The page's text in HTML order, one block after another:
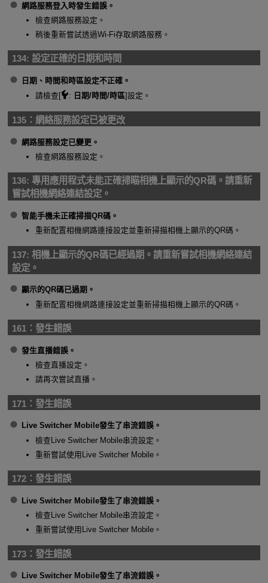
網路服務登入時發生錯誤。
檢查網路服務設定。
稍後重新嘗試透過Wi-Fi存取網路服務。
134: 設定正確的日期和時間
日期、時間和時區設定不正確。
請檢查[
: 日期/時間/時區]設定。
135： 網絡服務設定已被更改
網路服務設定已變更。
檢查網路服務設定。
136: 專用應用程式未能正確掃瞄相機上顯示的QR碼。請重新
嘗試相機網絡連結設定。
智能手機未正確掃描QR碼。
重新配置相機網路連接設定並重新掃描相機上顯示的QR碼。
137:相機上顯示的QR碼已經過期。請重新嘗試相機網絡連結
設定。
顯示的QR碼已過期。
重新配置相機網路連接設定並重新掃描相機上顯示的QR碼。
161：發生錯誤
發生直播錯誤。
檢查直播設定。
請再次嘗試直播。
171：發生錯誤
Live Switcher Mobile發生了串流錯誤。
檢查Live Switcher Mobile串流設定。
重新嘗試使用Live Switcher Mobile。
172：發生錯誤
Live Switcher Mobile發生了串流錯誤。
檢查Live Switcher Mobile串流設定。
重新嘗試使用Live Switcher Mobile。
173：發生錯誤
Live Switcher Mobile發生了串流錯誤。